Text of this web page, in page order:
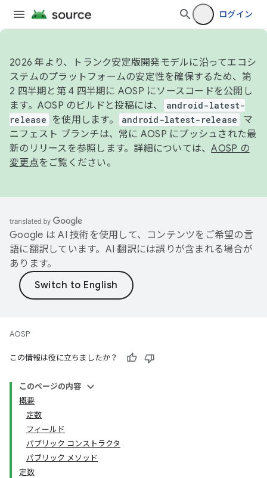
ログイン
2026 年より、トランク安定版開発モデルに沿ってエコシ
ステムのプラットフォームの安定性を確保するため、第
2 四半期と第 4 四半期に AOSP にソースコードを公開し
ます。AOSP のビルドと投稿には、
android-latest-
release
を使用します。 android-latest-release
マ
ニフェスト ブランチは、常に AOSP にプッシュされた最
新のリリースを参照します。詳細については、AOSP の
変更点をご覧ください。
Google は AI 技術を使用して、コンテンツをご希望の言
語に翻訳しています。AI 翻訳には誤りが含まれる場合が
あります。
AOSP
この情報は役に立ちましたか？
このページの内容
概要
定数
フィールド
パブリック コンストラクタ
パブリック メソッド
定数